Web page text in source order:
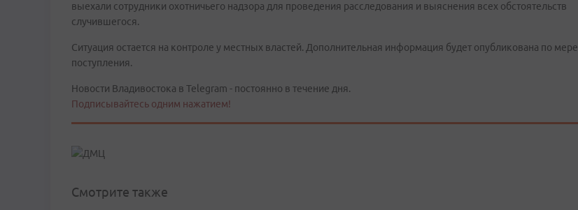
выехали сотрудники охотничьего надзора для проведения расследования и выяснения всех обстоятельств
случившегося.
Ситуация остается на контроле у местных властей. Дополнительная информация будет опубликована по мере
поступления.
Новости Владивостока в Telegram - постоянно в течение дня.
Подписывайтесь одним нажатием!
Смотрите также